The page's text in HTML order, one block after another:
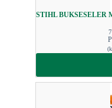
STIHL BUKSESELER
(